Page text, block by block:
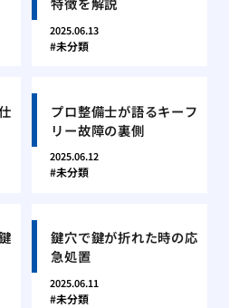
2025.06.13
未分類
プロ整備士が語るキーフ
リー故障の裏側
2025.06.12
未分類
鍵穴で鍵が折れた時の応
急処置
2025.06.11
未分類